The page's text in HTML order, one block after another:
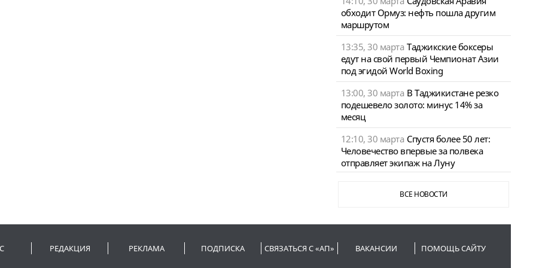
обходит Ормуз: нефть пошла другим
маршрутом
13:35, 30 марта Таджикские боксеры
едут на свой первый Чемпионат Азии
под эгидой World Boxing
13:00, 30 марта В Таджикистане резко
подешевело золото: минус 14% за
месяц
12:10, 30 марта Спустя более 50 лет:
Человечество впервые за полвека
отправляет экипаж на Луну
ВСЕ НОВОСТИ
РЕДАКЦИЯ РЕКЛАМА ПОДПИСКА СВЯЗАТЬСЯ С «АП» ВАКАНСИИ ПОМОЩЬ САЙТУ